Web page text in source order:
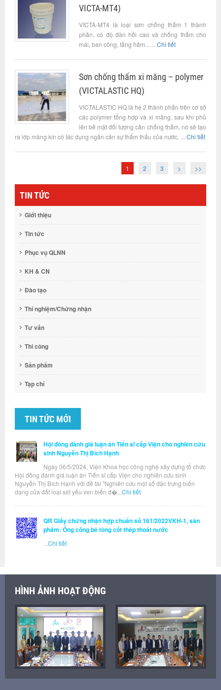
VICTA-MT4)
VICTA-MT4 là loại sơn chống thấm 1 thành
phần, có độ đàn hồi cao và chống thấm cho
mái, ban công, tầng hầm... ... Chi tiết
Sơn chống thấm xi măng – polymer
(VICTALASTIC HQ)
VICTALASTIC HQ là hệ 2 thành phần trên cơ sở
các polymer tổng hợp và xi măng, sau khi phủ
lên bề mặt đối tượng cần chống thấm, nó sẽ tạo
ra lớp màng kín có tác dụng ngăn cản sự thẩm thấu của nước. ... Chi tiết
1 2 3 > >>
TIN TỨC
Giới thiệu
Tin tức
Phục vụ QLNN
KH & CN
Đào tạo
Thí nghiệm/Chứng nhận
Tư vấn
Thi công
Sản phẩm
Tạp chí
TIN TỨC MỚI
Hội đồng đánh giá luận án Tiến sĩ cấp Viện cho nghiên cứu
sinh Nguyễn Thị Bích Hạnh
Ngày 06/5/2024, Viện Khoa học công nghệ xây dựng tổ chức
Hội đồng đánh giá luận án Tiến sĩ cấp Viện cho nghiên cứu sinh
Nguyễn Thị Bích Hạnh với đề tài "Nghiên cứu một số đặc trưng biến
dạng của đất loại sét yếu ven biển đ�... Chi tiết
QR Giấy chứng nhận hợp chuẩn số 161/2022VKH-1, sản
phẩm: Ống cống bê tông cốt thép thoát nước
Chi tiết
HÌNH ẢNH HOẠT ĐỘNG